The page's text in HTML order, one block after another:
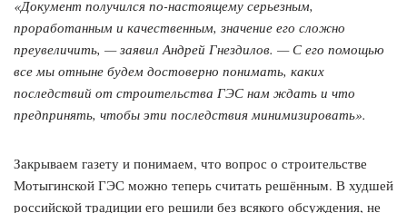
«Документ получился по-настоящему серьезным,
проработанным и качественным, значение его сложно
преувеличить, — заявил Андрей Гнездилов. — С его помощью
все мы отныне будем достоверно понимать, каких
последствий от строительства ГЭС нам ждать и что
предпринять, чтобы эти последствия минимизировать».
Закрываем газету и понимаем, что вопрос о строительстве
Мотыгинской ГЭС можно теперь считать решённым. В худшей
российской традиции его решили без всякого обсуждения, не